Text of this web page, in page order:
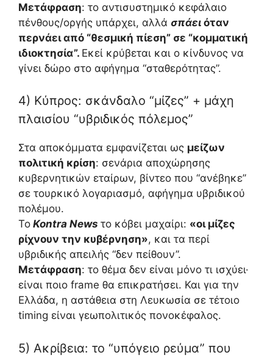
Μετάφραση: το αντισυστημικό κεφάλαιο
πένθους/οργής υπάρχει, αλλά σπάει όταν
περνάει από “θεσμική πίεση” σε “κομματική
ιδιοκτησία”. Εκεί κρύβεται και ο κίνδυνος να
γίνει δώρο στο αφήγημα “σταθερότητας”.
4) Κύπρος: σκάνδαλο “μίζες” + μάχη
πλαισίου “υβριδικός πόλεμος”
Στα αποκόμματα εμφανίζεται ως μείζων
πολιτική κρίση: σενάρια αποχώρησης
κυβερνητικών εταίρων, βίντεο που “ανέβηκε”
σε τουρκικό λογαριασμό, αφήγημα υβριδικού
πολέμου.
Το Kontra News το κόβει μαχαίρι: «οι μίζες
ρίχνουν την κυβέρνηση», και τα περί
υβριδικής απειλής “δεν πείθουν”.
Μετάφραση: το θέμα δεν είναι μόνο τι ισχύει·
είναι ποιο frame θα επικρατήσει. Και για την
Ελλάδα, η αστάθεια στη Λευκωσία σε τέτοιο
timing είναι γεωπολιτικός πονοκέφαλος.
5) Ακρίβεια: το “υπόγειο ρεύμα” που